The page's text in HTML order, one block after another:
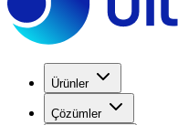
Ürünler
Çözümler